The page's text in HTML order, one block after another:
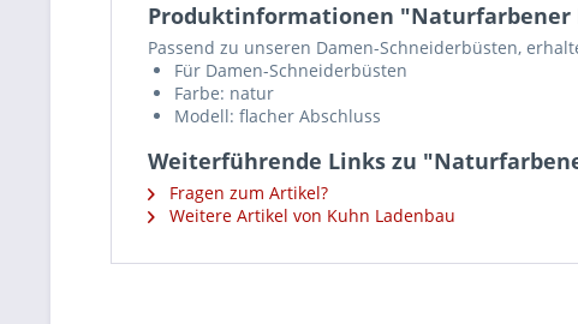
Produktinformationen "Naturfarbener
Passend zu unseren Damen-Schneiderbüsten,
Für Damen-Schneiderbüsten
Farbe: natur
Modell: flacher Abschluss
Weiterführende Links zu
Fragen zum Artikel?
Weitere Artikel von Kuhn Ladenbau